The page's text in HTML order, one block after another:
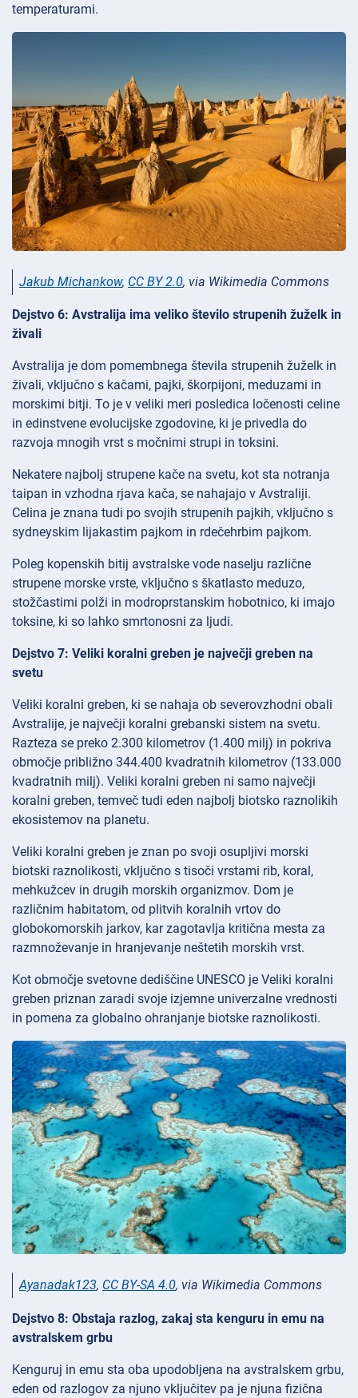
temperaturami.
Jakub Michankow, CC BY 2.0, via Wikimedia Commons
Dejstvo 6: Avstralija ima veliko število strupenih žuželk in
živali
Avstralija je dom pomembnega števila strupenih žuželk in
živali, vključno s kačami, pajki, škorpijoni, meduzami in
morskimi bitji. To je v veliki meri posledica ločenosti celine
in edinstvene evolucijske zgodovine, ki je privedla do
razvoja mnogih vrst s močnimi strupi in toksini.
Nekatere najbolj strupene kače na svetu, kot sta notranja
taipan in vzhodna rjava kača, se nahajajo v Avstraliji.
Celina je znana tudi po svojih strupenih pajkih, vključno s
sydneyskim lijakastim pajkom in rdečehrbim pajkom.
Poleg kopenskih bitij avstralske vode naselju različne
strupene morske vrste, vključno s škatlasto meduzo,
stožčastimi polži in modroprstanskim hobotnico, ki imajo
toksine, ki so lahko smrtonosni za ljudi.
Dejstvo 7: Veliki koralni greben je največji greben na
svetu
Veliki koralni greben, ki se nahaja ob severovzhodni obali
Avstralije, je največji koralni grebanski sistem na svetu.
Razteza se preko 2.300 kilometrov (1.400 milj) in pokriva
območje približno 344.400 kvadratnih kilometrov (133.000
kvadratnih milj). Veliki koralni greben ni samo največji
koralni greben, temveč tudi eden najbolj biotsko raznolikih
ekosistemov na planetu.
Veliki koralni greben je znan po svoji osupljivi morski
biotski raznolikosti, vključno s tisoči vrstami rib, koral,
mehkužcev in drugih morskih organizmov. Dom je
različnim habitatom, od plitvih koralnih vrtov do
globokomorskih jarkov, kar zagotavlja kritična mesta za
razmnoževanje in hranjevanje neštetih morskih vrst.
Kot območje svetovne dediščine UNESCO je Veliki koralni
greben priznan zaradi svoje izjemne univerzalne vrednosti
in pomena za globalno ohranjanje biotske raznolikosti.
Ayanadak123, CC BY-SA 4.0, via Wikimedia Commons
Dejstvo 8: Obstaja razlog, zakaj sta kenguru in emu na
avstralskem grbu
Kenguruj in emu sta oba upodobljena na avstralskem grbu,
eden od razlogov za njuno vključitev pa je njuna fizična